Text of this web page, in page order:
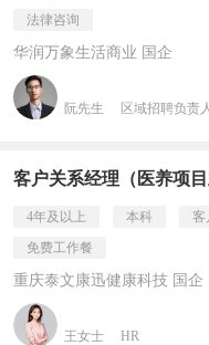
法律咨询
华润万象生活商业 国企
阮先生 区域招聘负责
客户关系经理（医养项目
4年及以上 本科 客
免费工作餐
重庆泰文康迅健康科技 国企
王女士 HR